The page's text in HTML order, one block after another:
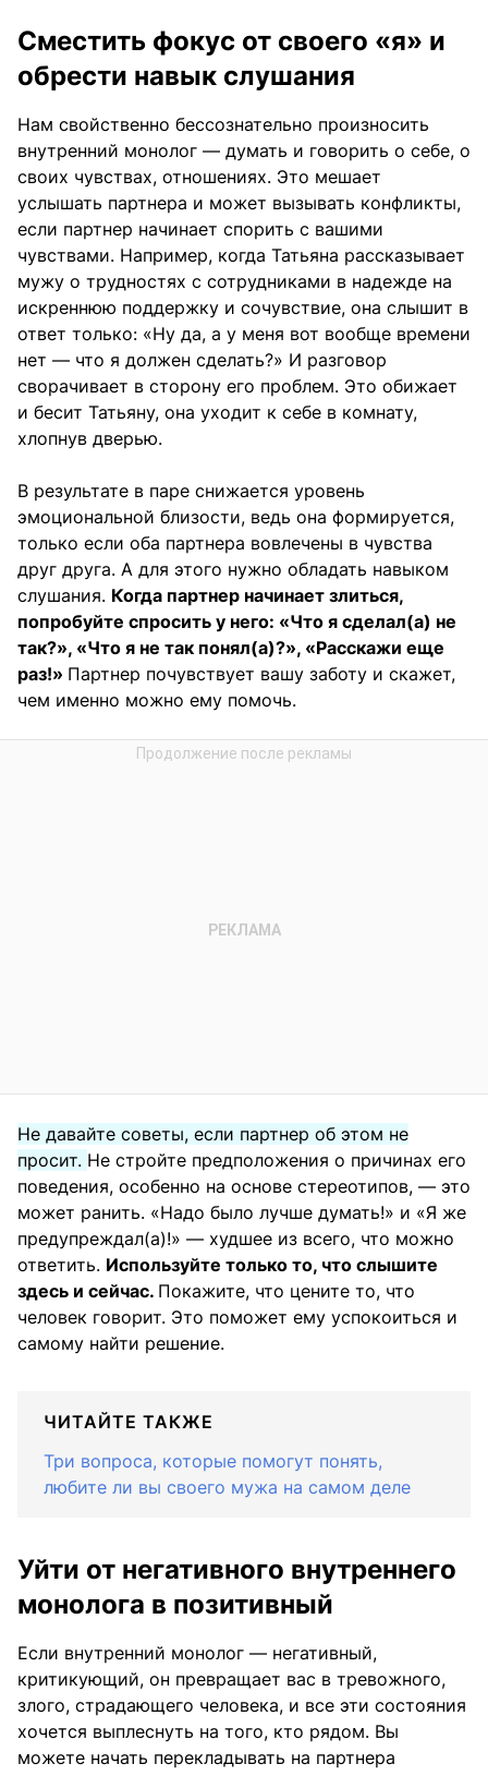
Сместить фокус от своего «я» и
обрести навык слушания
Нам свойственно бессознательно произносить
внутренний монолог — думать и говорить о себе, о
своих чувствах, отношениях. Это мешает
услышать партнера и может вызывать конфликты,
если партнер начинает спорить с вашими
чувствами. Например, когда Татьяна рассказывает
мужу о трудностях с сотрудниками в надежде на
искреннюю поддержку и сочувствие, она слышит в
ответ только: «Ну да, а у меня вот вообще времени
нет — что я должен сделать?» И разговор
сворачивает в сторону его проблем. Это обижает
и бесит Татьяну, она уходит к себе в комнату,
хлопнув дверью.
В результате в паре снижается уровень
эмоциональной близости, ведь она формируется,
только если оба партнера вовлечены в чувства
друг друга. А для этого нужно обладать навыком
слушания. Когда партнер начинает злиться,
попробуйте спросить у него: «Что я сделал(а) не
так?», «Что я не так понял(а)?», «Расскажи еще
раз!» Партнер почувствует вашу заботу и скажет,
чем именно можно ему помочь.
Не давайте советы, если партнер об этом не
просит. Не стройте предположения о причинах его
поведения, особенно на основе стереотипов, — это
может ранить. «Надо было лучше думать!» и «Я же
предупреждал(а)!» — худшее из всего, что можно
ответить. Используйте только то, что слышите
здесь и сейчас. Покажите, что цените то, что
человек говорит. Это поможет ему успокоиться и
самому найти решение.
ЧИТАЙТЕ ТАКЖЕ
Три вопроса, которые помогут понять,
любите ли вы своего мужа на самом деле
Уйти от негативного внутреннего
монолога в позитивный
Если внутренний монолог — негативный,
критикующий, он превращает вас в тревожного,
злого, страдающего человека, и все эти состояния
хочется выплеснуть на того, кто рядом. Вы
можете начать перекладывать на партнера